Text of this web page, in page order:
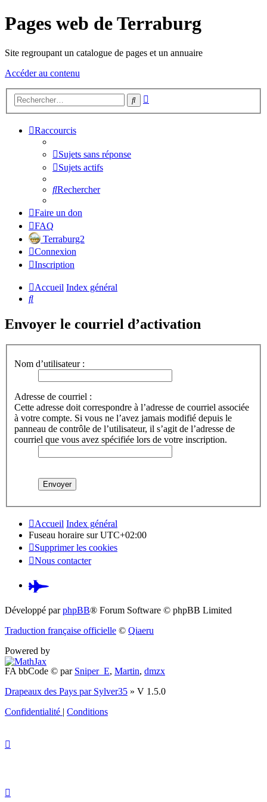
Pages web de Terraburg
Site regroupant un catalogue de pages et un annuaire
Accéder au contenu
Rechercher
Raccourcis
Sujets sans réponse
Sujets actifs
Rechercher
Faire un don
FAQ
Terraburg2
Connexion
Inscription
Accueil Index général
Rechercher
Envoyer le courriel d’activation
Nom d’utilisateur :
Adresse de courriel :
Cette adresse doit correspondre à l’adresse de courriel associée
à votre compte. Si vous ne l’avez jamais modifié depuis le
panneau de contrôle de l’utilisateur, il s’agit de l’adresse de
courriel que vous avez spécifiée lors de votre inscription.
Accueil Index général
Fuseau horaire surUTC+02:00
Supprimer les cookies
Nous contacter
Pardus.at
(S’ouvre
nouvel
Développé parphpBB® Forum Software © phpBB Limited
Traduction française officielle © Qiaeru
Powered by
FA bbCode © par Sniper_E, Martin, dmzx
Drapeaux des Pays par Sylver35 » V 1.5.0
Confidentialité | Conditions